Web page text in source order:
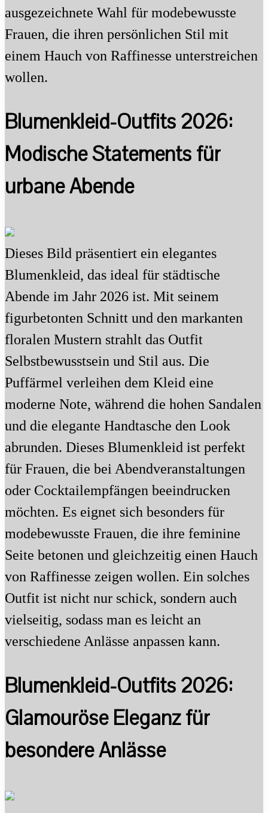
ausgezeichnete Wahl für modebewusste
Frauen, die ihren persönlichen Stil mit
einem Hauch von Raffinesse unterstreichen
wollen.
Blumenkleid-Outfits 2026:
Modische Statements für
urbane Abende
Dieses Bild präsentiert ein elegantes
Blumenkleid, das ideal für städtische
Abende im Jahr 2026 ist. Mit seinem
figurbetonten Schnitt und den markanten
floralen Mustern strahlt das Outfit
Selbstbewusstsein und Stil aus. Die
Puffärmel verleihen dem Kleid eine
moderne Note, während die hohen Sandalen
und die elegante Handtasche den Look
abrunden. Dieses Blumenkleid ist perfekt
für Frauen, die bei Abendveranstaltungen
oder Cocktailempfängen beeindrucken
möchten. Es eignet sich besonders für
modebewusste Frauen, die ihre feminine
Seite betonen und gleichzeitig einen Hauch
von Raffinesse zeigen wollen. Ein solches
Outfit ist nicht nur schick, sondern auch
vielseitig, sodass man es leicht an
verschiedene Anlässe anpassen kann.
Blumenkleid-Outfits 2026:
Glamouröse Eleganz für
besondere Anlässe